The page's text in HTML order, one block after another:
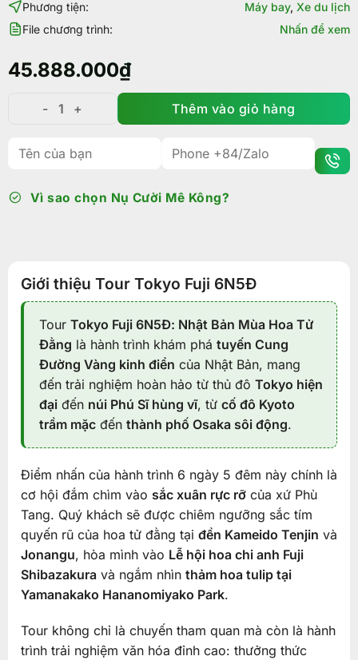
Phương tiện:
Máy bay, Xe du lịch
File chương trình:
Nhấn để xem
45.888.000₫
Tour Tokyo Fuji 6N5Đ: Nhật Bản Mùa Hoa Tử Đằng
Thêm vào giỏ hàng
Vì sao chọn Nụ Cười Mê Kông?
Giới thiệu Tour Tokyo Fuji 6N5Đ
Tour Tokyo Fuji 6N5Đ: Nhật Bản Mùa Hoa Tử
Đằng là hành trình khám phá tuyến Cung
Đường Vàng kinh điển của Nhật Bản, mang
đến trải nghiệm hoàn hảo từ thủ đô Tokyo hiện
đạiđến núi Phú Sĩ hùng vĩ, từ cố đô Kyoto
trầm mặcđến thành phố Osaka sôi động.
Điểm nhấn của hành trình 6 ngày 5 đêm này chính là
cơ hội đắm chìm vào sắc xuân rực rỡcủa xứ Phù
Tang. Quý khách sẽ được chiêm ngưỡng sắc tím
quyến rũ của hoa tử đằng tại đền Kameido Tenjin và
Jonangu, hòa mình vào Lễ hội hoa chi anh Fuji
Shibazakuravà ngắm nhìn thảm hoa tulip tại
Yamanakako Hananomiyako Park.
Tour không chỉ là chuyến tham quan mà còn là hành
trình trải nghiệm văn hóa đỉnh cao: thưởng thức